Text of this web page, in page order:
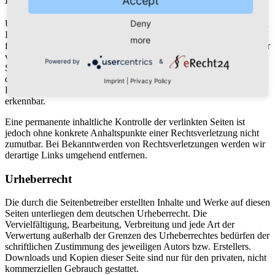
Unser Angebot enthält Links zu externen Websites Dritter, auf deren
Inhalte wir keinen Einfluss haben. Deshalb können wir für diese
fremden Inhalte auch keine Gewähr übernehmen. Für die Inhalte der
verlinkten Seiten ist stets der jeweilige Anbieter oder Betreiber der
Seiten verantwortlich. Die verlinkten Seiten wurden zum Zeitpunkt
der Verlinkung auf mögliche Rechtsverstöße überprüft.
Rechtswidrige Inhalte waren zum Zeitpunkt der Verlinkung nicht
erkennbar.
Eine permanente inhaltliche Kontrolle der verlinkten Seiten ist
jedoch ohne konkrete Anhaltspunkte einer Rechtsverletzung nicht
zumutbar. Bei Bekanntwerden von Rechtsverletzungen werden wir
derartige Links umgehend entfernen.
Urheberrecht
Die durch die Seitenbetreiber erstellten Inhalte und Werke auf diesen
Seiten unterliegen dem deutschen Urheberrecht. Die
Vervielfältigung, Bearbeitung, Verbreitung und jede Art der
Verwertung außerhalb der Grenzen des Urheberrechtes bedürfen der
schriftlichen Zustimmung des jeweiligen Autors bzw. Erstellers.
Downloads und Kopien dieser Seite sind nur für den privaten, nicht
kommerziellen Gebrauch gestattet.
Deny
more
Powered by &
Imprint Privacy Policy